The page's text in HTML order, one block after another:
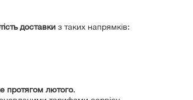
доставки з таких напрямків:
протягом лютого.